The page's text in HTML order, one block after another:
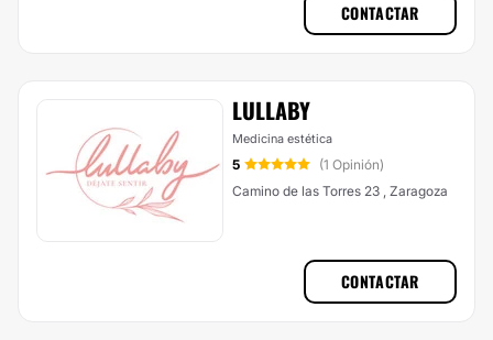
CONTACTAR
LULLABY
Medicina estética
5
(1 Opinión)
Camino de las Torres 23 , Zaragoza
CONTACTAR